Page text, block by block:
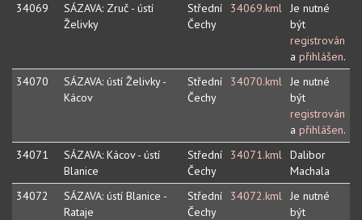
34069
SÁZAVA: Zruč - ústí
Želivky
Střední
Čechy
34069.kml Je nutné
být
registrován
a přihlášen.
34070
SÁZAVA: ústí Želivky -
Kácov
Střední
Čechy
34070.kml Je nutné
být
registrován
a přihlášen.
34071
SÁZAVA: Kácov - ústí
Blanice
Střední
Čechy
34071.kml Dalibor
Machala
34072
SÁZAVA: ústí Blanice -
Rataje
Střední
Čechy
34072.kml Je nutné
být